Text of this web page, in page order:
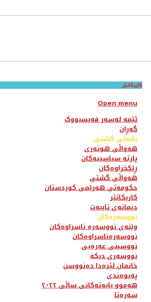
کاریکاتێر
Open menu
ئێمە لەسەر فەیسبووک
گەڕان
بابەتی گشتی
هەواڵی هونەری
پارتە سیاسییەکان
ڕێکخراوەکان
هەواڵی گشتی
حکومەتی هەرێمی کوردستان
کاریکاتێر
دیمانەی تایبەت
نووسەرەکان
وێنەی نووسەرە ناسراوەکان
نووسەرەناسراوەکان
نووسینی عەرەبی
نووسەری دیکە
خانمان لێرەدا دەنووسن
پەیوەندی
هەموو بابەتەکانی ساڵی ٢٠٢٢
سەرەتا